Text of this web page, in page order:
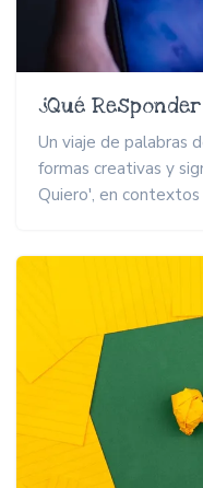
¿Qué
Un viaje de palabras
formas creativas y
Quiero', en contextos